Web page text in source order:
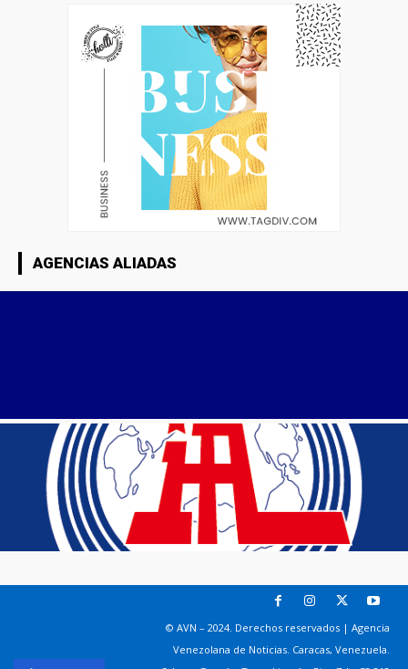
AGENCIAS ALIADAS
© AVN – 2024. Derechos reservados | Agencia
Venezolana de Noticias. Caracas, Venezuela.